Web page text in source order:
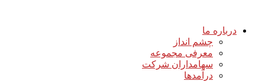
درباره ما
چشم انداز
معرفی مجموعه
سهامداران شرکت
درآمد‌ها